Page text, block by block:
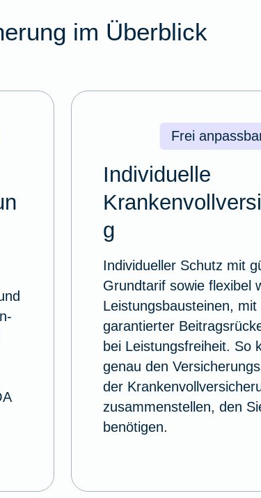
im Überblick
Frei
Individuelle
g
Individueller Schutz mit
Grundtarif sowie flexibel
Leistungsbausteinen, mit
garantierter
bei Leistungsfreiheit. So
genau den
der
zusammenstellen, den
benötigen.